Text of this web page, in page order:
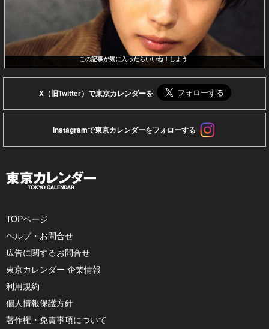
この記事が気に入ったらいいね！しよう
X（旧Twitter）で東京カレンダーを
Instagramで東京カレンダーをフォローする
TOPページ
ヘルプ・お問合せ
広告に関するお問合せ
東京カレンダー 企業情報
利用規約
個人情報保護方針
著作権・免責事項について